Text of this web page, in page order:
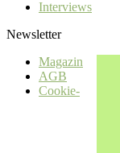
Interviews
Newsletter
Magazin
AGB
Cookie-